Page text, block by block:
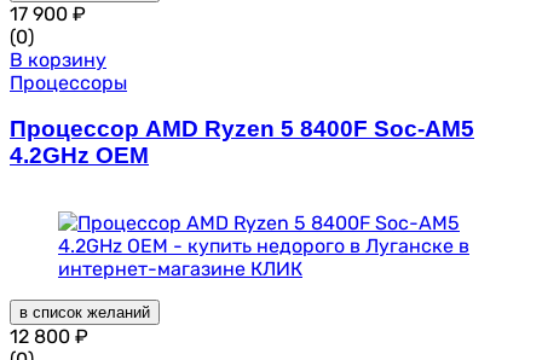
17 900 ₽
(0)
В корзину
Процессоры
Процессор AMD Ryzen 5 8400F Soc-AM5
4.2GHz OEM
в список желаний
12 800 ₽